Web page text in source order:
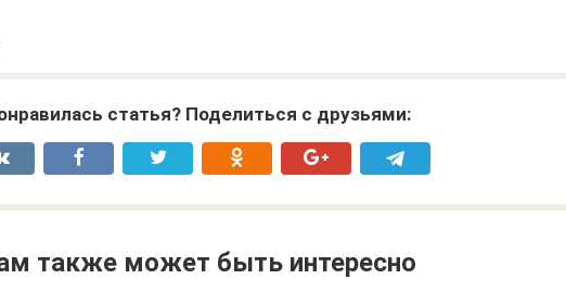
статья? Поделиться с друзьями:
также может быть интересно